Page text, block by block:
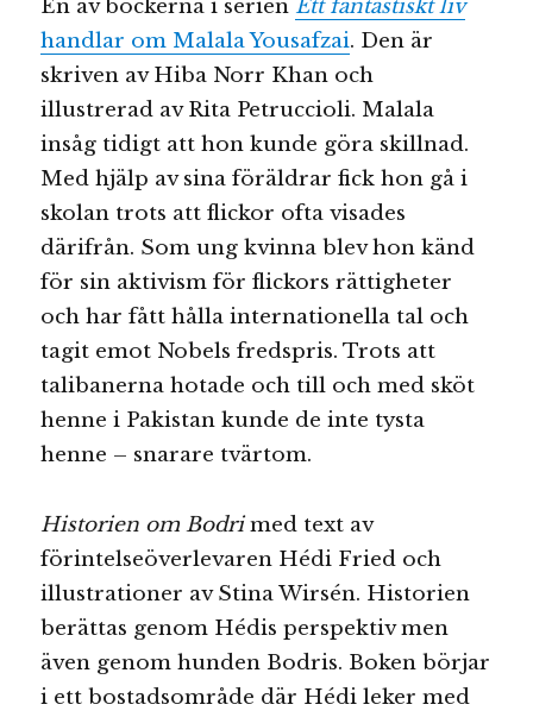
En av böckerna i serienEtt fantastiskt liv
handlar om Malala Yousafzai. Den är
skriven av Hiba Norr Khan och
illustrerad av Rita Petruccioli. Malala
insåg tidigt att hon kunde göra skillnad.
Med hjälp av sina föräldrar fick hon gå i
skolan trots att flickor ofta visades
därifrån. Som ung kvinna blev hon känd
för sin aktivism för flickors rättigheter
och har fått hålla internationella tal och
tagit emot Nobels fredspris. Trots att
talibanerna hotade och till och med sköt
henne i Pakistan kunde de inte tysta
henne – snarare tvärtom.
Historien om Bodrimed text av
förintelseöverlevaren Hédi Fried och
illustrationer av Stina Wirsén. Historien
berättas genom Hédis perspektiv men
även genom hunden Bodris. Boken börjar
i ett bostadsområde där Hédi leker med